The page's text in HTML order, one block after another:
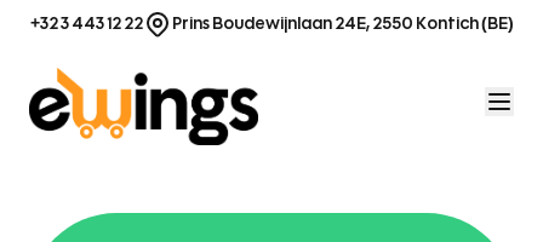
Ga naar de inhoud
+32 3 443 12 22 Prins Boudewijnlaan 24E, 2550 Kontich (BE)